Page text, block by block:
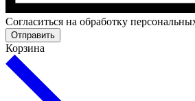
Согласиться на обработку
Отправить
Корзина